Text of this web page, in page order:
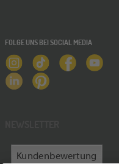
FOLGE UNS BEI SOCIAL MEDIA